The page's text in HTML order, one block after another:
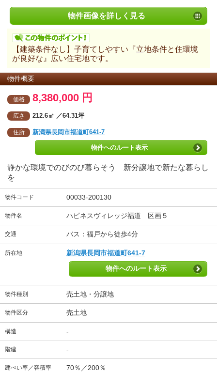
物件画像を詳しく見る
【建築条件なし】子育てしやすい『立地条件と住環境
が良好な』広い住宅地です。
物件概要
価格 8,380,000 円
広さ 212.6㎡ ／64.31坪
住所 新潟県長岡市福道町641-7
物件へのルート表示
静かな環境でのびのび暮らそう 新分譲地で新たな暮らし
を
物件コード 00033-200130
物件名 ハピネスヴィレッジ福道 区画５
交通 バス：福戸から徒歩4分
所在地 新潟県長岡市福道町641-7
物件へのルート表示
物件種別 売土地・分譲地
物件区分 売土地
構造 -
階建 -
建ぺい率／容積率 70％／200％